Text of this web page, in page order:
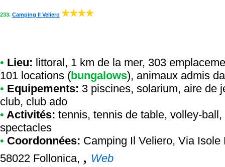
233. Camping Il Veliero
• Lieu: littoral, 1 km de la mer, 303
101 locations (bungalows), animaux admis
• Equipements: 3 piscines, solarium, aire de
club, club ado
• Activités: tennis, tennis de table, volley-
spectacles
• Coordonnées: Camping Il Veliero, Via Isole
58022 Follonica, , Web